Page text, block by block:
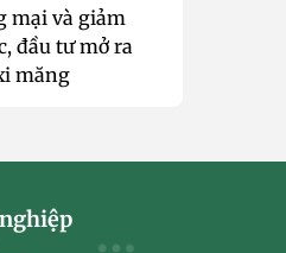
mại và giảm
đầu tư mở ra
măng